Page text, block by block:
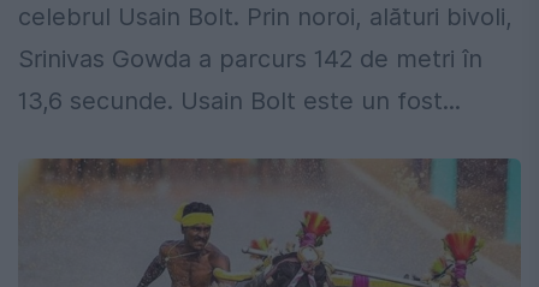
celebrul Usain Bolt. Prin noroi, alături bivoli,
Srinivas Gowda a parcurs 142 de metri în
13,6 secunde. Usain Bolt este un fost...